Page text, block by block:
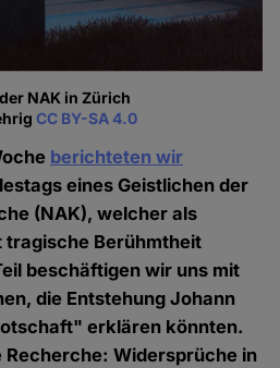
NAK in Zürich
CC BY-SA 4.0
berichteten wir
eines Geistlichen der
(NAK), welcher als
Berühmtheit
beschäftigen wir uns mit
die Entstehung Johann
erklären könnten.
Recherche: Widersprüche in